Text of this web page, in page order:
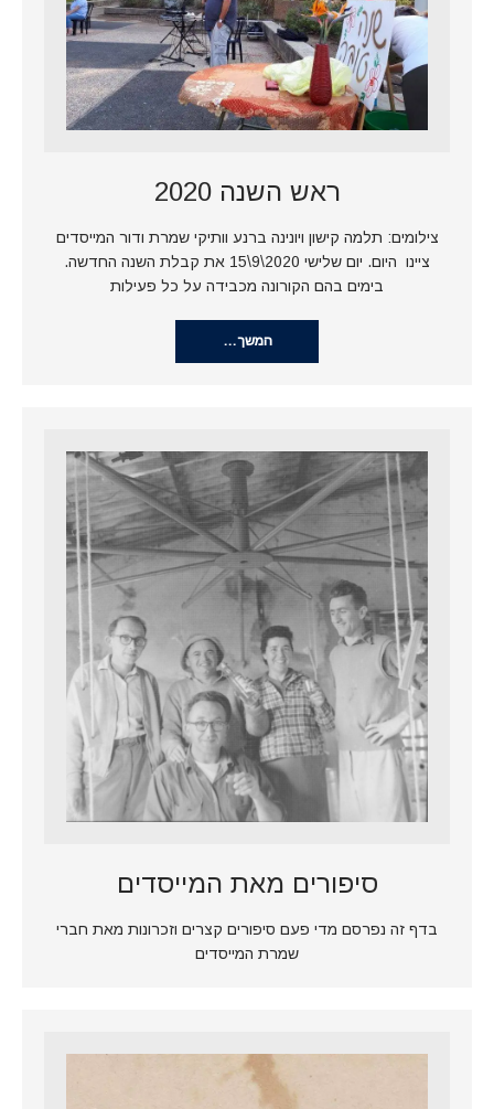
ראש השנה 2020
צילומים: תלמה קישון ויונינה ברנע וותיקי שמרת ודור המייסדים
ציינו היום. יום שלישי 2020\9\15 את קבלת השנה החדשה.
בימים בהם הקורונה מכבידה על כל פעילות
המשך…
סיפורים מאת המייסדים
בדף זה נפרסם מדי פעם סיפורים קצרים וזכרונות מאת חברי
שמרת המייסדים